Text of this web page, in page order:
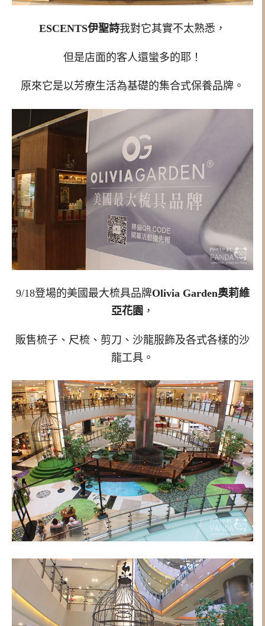
ESCENTS伊聖詩我對它其實不太熟悉，
但是店面的客人還蠻多的耶！
原來它是以芳療生活為基礎的集合式保養品牌。
9/18登場的美國最大梳具品牌Olivia Garden奧莉維
亞花園 ，
販售梳子、尺梳、剪刀、沙龍服飾及各式各樣的沙
龍工具。